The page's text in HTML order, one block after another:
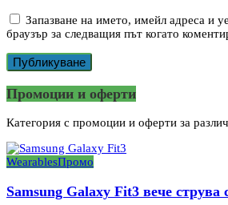
Запазване на името, имейл адреса и
браузър за следващия път когато
Промоции и оферти
Категория с промоции и оферти за
WearablesПромо
Samsung Galaxy Fit3 вече струва